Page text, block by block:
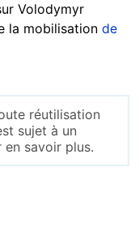
Volodymyr
la mobilisation de
réutilisation
sujet à un
en savoir plus.